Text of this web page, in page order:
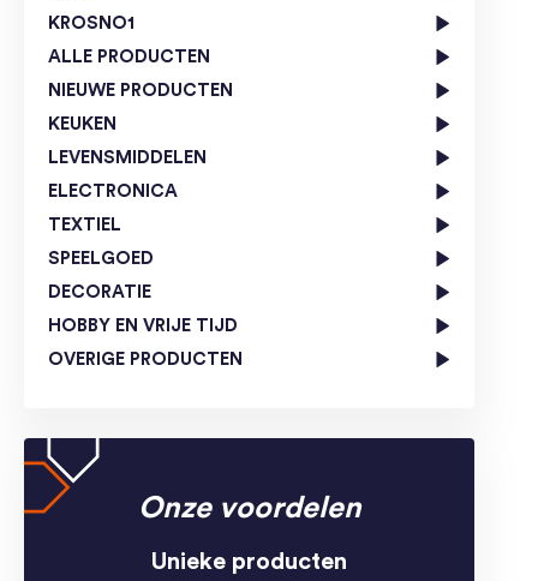
KROSNO1
ALLE PRODUCTEN
NIEUWE PRODUCTEN
KEUKEN
LEVENSMIDDELEN
ELECTRONICA
TEXTIEL
SPEELGOED
DECORATIE
HOBBY EN VRIJE TIJD
OVERIGE PRODUCTEN
Onze voordelen
Unieke producten